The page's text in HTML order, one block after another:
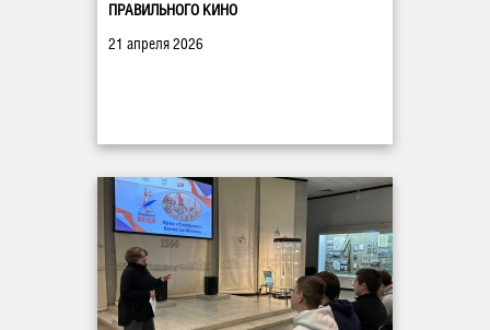
ПРАВИЛЬНОГО КИНО
21 апреля 2026